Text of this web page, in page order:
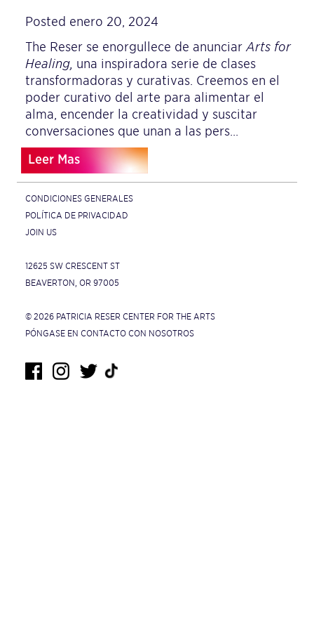
Posted enero 20, 2024
The Reser se enorgullece de anunciarArts for
Healing, una inspiradora serie de clases
transformadoras y curativas. Creemos en el
poder curativo del arte para alimentar el
alma, encender la creatividad y suscitar
conversaciones que unan a las pers...
Leer Mas
CONDICIONES GENERALES
POLÍTICA DE PRIVACIDAD
JOIN US
12625 SW CRESCENT ST
BEAVERTON, OR 97005
© 2026 PATRICIA RESER CENTER FOR THE ARTS
PÓNGASE EN CONTACTO CON NOSOTROS